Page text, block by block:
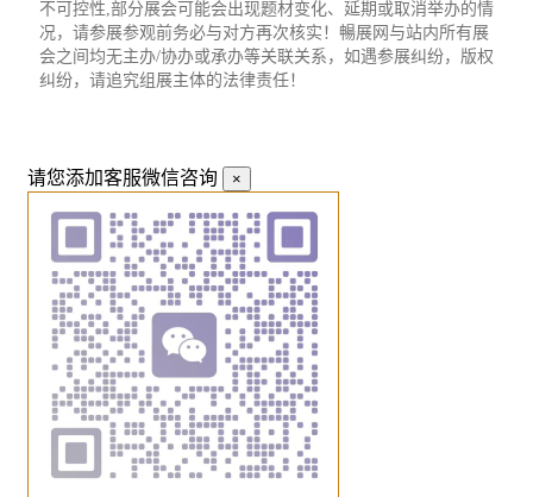
不可控性,部分展会可能会出现题材变化、延期或取消举办的情
况，请参展参观前务必与对方再次核实！暢展网与站内所有展
会之间均无主办/协办或承办等关联关系，如遇参展纠纷，版权
纠纷，请追究组展主体的法律责任！
请您添加客服微信咨询 ×